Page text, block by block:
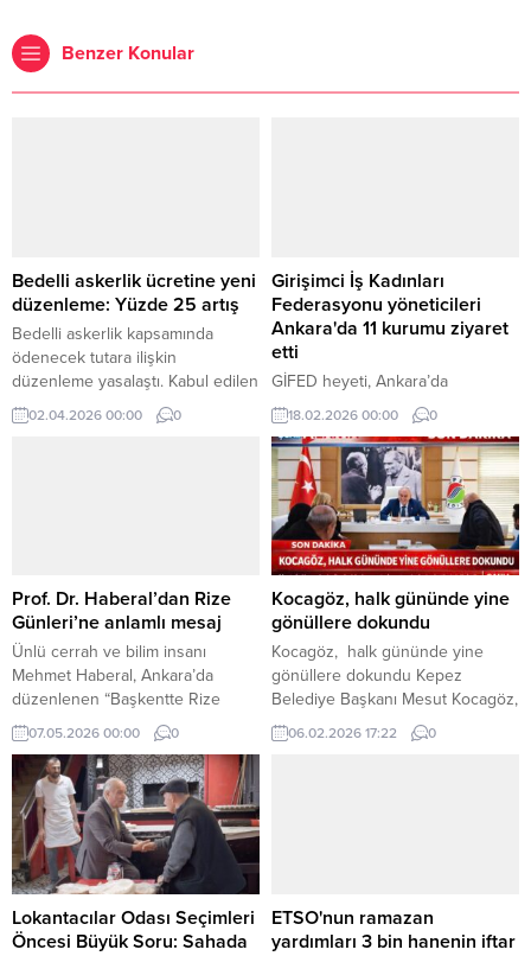
Benzer Konular
Bedelli askerlik ücretine yeni
düzenleme: Yüzde 25 artış
Bedelli askerlik kapsamında
ödenecek tutara ilişkin
düzenleme yasalaştı. Kabul edilen
değişiklikle birlikte, başvuru
yapan yükümlülerden tahsil
02.04.2026 00:00 0
Girişimci İş Kadınları
Federasyonu yöneticileri
Ankara'da 11 kurumu ziyaret
etti
GİFED heyeti, Ankara’da
bakanlıklar ve Dünya Bankası
dahil 11 kurumu ziyaret ederek
çeşitli temaslarda bulundu.
18.02.2026 00:00 0
Prof. Dr. Haberal’dan Rize
Günleri’ne anlamlı mesaj
Ünlü cerrah ve bilim insanı
Mehmet Haberal, Ankara’da
düzenlenen “Başkentte Rize
Günleri” etkinliği için Mısır’dan
anlamlı bir mesaj yayımladı.
07.05.2026 00:00 0
Kocagöz, halk gününde yine
gönüllere dokundu
Kocagöz, halk gününde yine
gönüllere dokundu Kepez
Belediye Başkanı Mesut Kocagöz,
Salı günleri düzenlenen halk
gününde makam kapılarını
öğrencilere de Gazi Mustafa
Kemal Atatürk’ün, en çok sevdiği
06.02.2026 17:22 0
Lokantacılar Odası Seçimleri
Öncesi Büyük Soru: Sahada
ETSO'nun ramazan
yardımları 3 bin hanenin iftar